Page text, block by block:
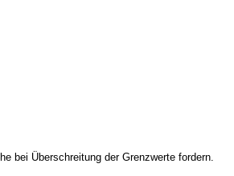
bei Überschreitung der Grenzwerte fordern.